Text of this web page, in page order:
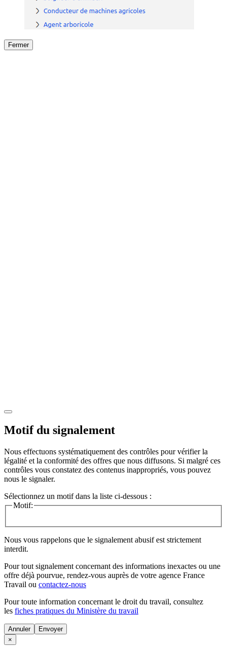
Fermer
Motif du signalement
Nous effectuons systématiquement des contrôles pour vérifier la
légalité et la conformité des offres que nous diffusons. Si malgré ces
contrôles vous constatez des contenus inappropriés, vous pouvez
nous le signaler.
Sélectionnez un motif dans la liste ci-dessous :
Motif:
Nous vous rappelons que le signalement abusif est strictement
interdit.
Pour tout signalement concernant des informations inexactes ou une
offre déjà pourvue, rendez-vous auprès de votre agence France
Travail ou contactez-nous
Pour toute information concernant le droit du travail, consultez
les fiches pratiques du Ministère du travail
Annuler
×